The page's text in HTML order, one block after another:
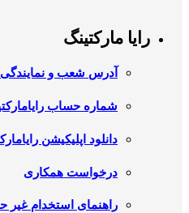
رایا مارکتینگ
آدرس شعب و نمایندگی
شماره حساب
دانلود اپلیکیشن
درخواست همکاری
راهنمای استخدام